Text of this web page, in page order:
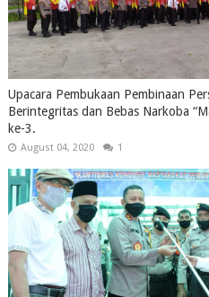
Upacara Pembukaan Pembinaan
Berintegritas dan Bebas Narkoba
ke-3.
August 04, 2020 1